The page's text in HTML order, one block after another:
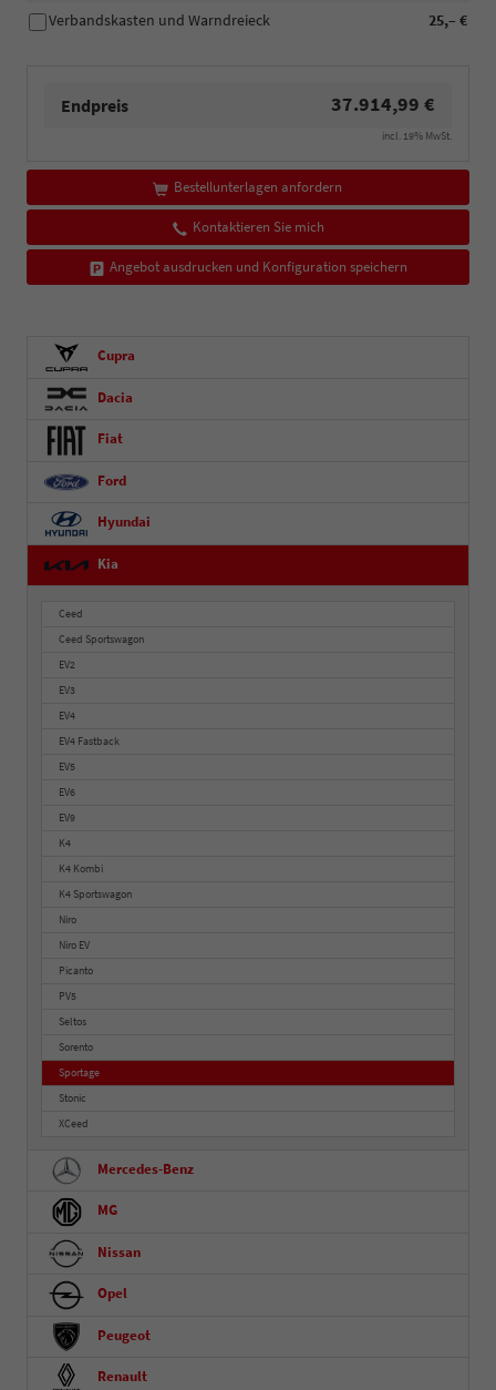
25,– €
Verbandskasten und Warndreieck
Endpreis 37.914,99 €
incl. 19% MwSt.
Bestellunterlagen anfordern
Kontaktieren Sie mich
Angebot ausdrucken und Konfiguration speichern
Cupra
Dacia
Fiat
Ford
Hyundai
Kia
Ceed
Ceed Sportswagon
EV2
EV3
EV4
EV4 Fastback
EV5
EV6
EV9
K4
K4 Kombi
K4 Sportswagon
Niro
Niro EV
Picanto
PV5
Seltos
Sorento
Sportage
Stonic
XCeed
Mercedes-Benz
MG
Nissan
Opel
Peugeot
Renault